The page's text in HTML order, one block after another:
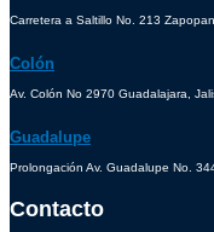
Carretera a Saltillo No. 213
Colón
Av. Colón No 2970 Guadalajara,
Guadalupe
Prolongación Av. Guadalupe No.
Contacto